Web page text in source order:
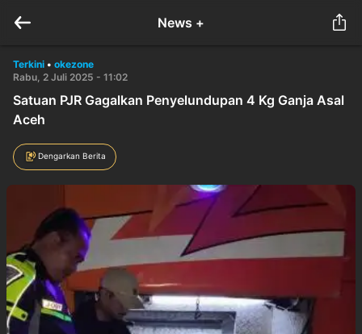
News +
Terkini • okezone
Rabu, 2 Juli 2025 - 11:02
Satuan PJR Gagalkan Penyelundupan 4 Kg Ganja Asal
Aceh
Dengarkan Berita